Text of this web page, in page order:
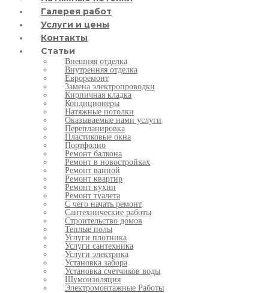
Галерея работ
Услуги и цены
Контакты
Статьи
Внешняя отделка
Внутренняя отделка
Евроремонт
Замена электропроводки
Кирпичная кладка
Кондиционеры
Натяжные потолки
Оказываемые нами услуги
Перепланировка
Пластиковые окна
Портфолио
Ремонт балкона
Ремонт в новостройках
Ремонт ванной
Ремонт квартир
Ремонт кухни
Ремонт туалета
С чего начать ремонт
Сантехнические работы
Строительство домов
Теплые полы
Услуги плотника
Услуги сантехника
Услуги электрика
Установка забора
Установка счетчиков воды
Шумоизоляция
Электромонтажные Работы